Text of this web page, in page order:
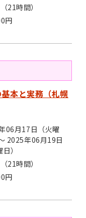
21時間）
円
本と実務（札幌
06月17日（火曜
2025年06月19日
日）
21時間）
円